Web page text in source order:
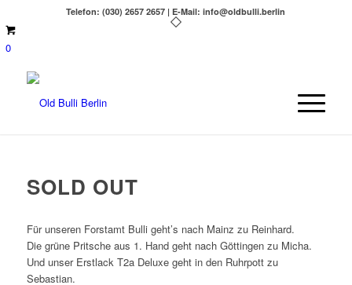
Telefon: (030) 2657 2657 | E-Mail: info@oldbulli.berlin
0
SOLD OUT
Für unseren Forstamt Bulli geht’s nach Mainz zu Reinhard.
Die grüne Pritsche aus 1. Hand geht nach Göttingen zu Micha.
Und unser Erstlack T2a Deluxe geht in den Ruhrpott zu
Sebastian.